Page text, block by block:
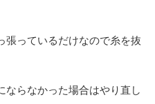
張っているだけなので糸を抜
ならなかった場合はやり直し